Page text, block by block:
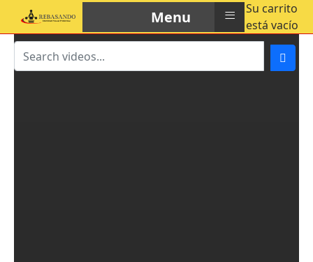
Menu ≡
Su carrito
está vacío